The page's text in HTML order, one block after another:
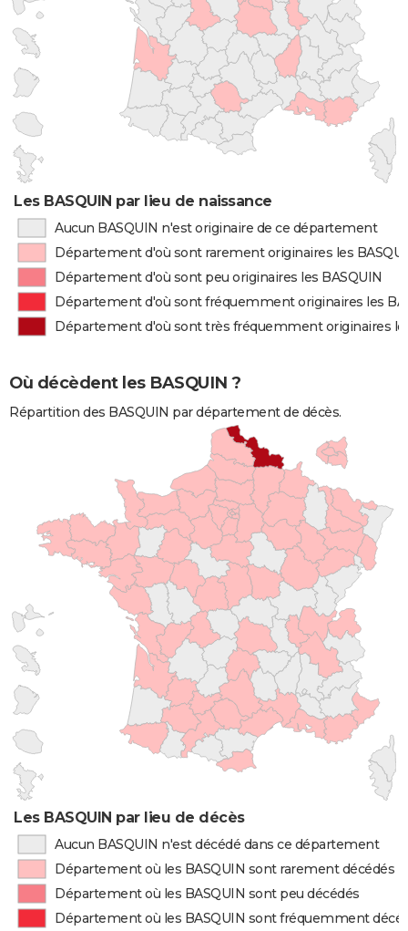
Les BASQUIN par lieu de naissance
Aucun BASQUIN n'est originaire de ce département
Département d'où sont rarement originaires les
Département d'où sont peu originaires les BASQUIN
Département d'où sont fréquemment originaires les
Département d'où sont très fréquemment originaires
Où décèdent les BASQUIN ?
Répartition des BASQUIN par département de décès.
Les BASQUIN par lieu de décès
Aucun BASQUIN n'est décédé dans ce département
Département où les BASQUIN sont rarement décédés
Département où les BASQUIN sont peu décédés
Département où les BASQUIN sont fréquemment